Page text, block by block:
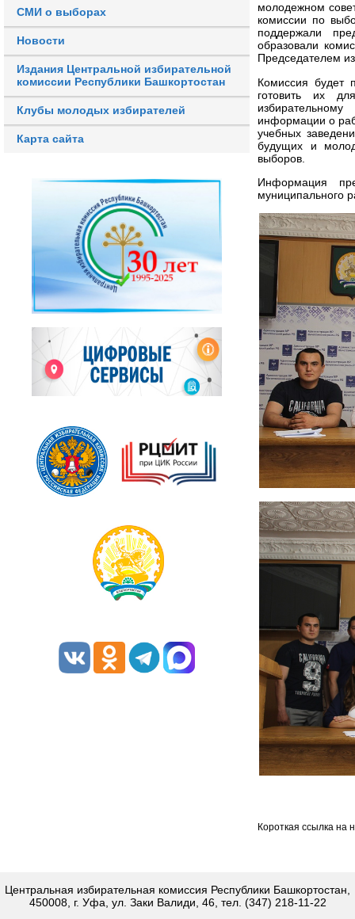
СМИ о выборах
Новости
Издания Центральной избирательной
комиссии Республики Башкортостан
Клубы молодых избирателей
Карта сайта
молодежном
комиссии по
поддержали
образовали
Председателем
Комиссия будет
готовить их
информации о
учебных
будущих и
выборов.
Информация
муниципального
Короткая ссылка на
Центральная избирательная комиссия Республики Башкортостан,
450008, г. Уфа, ул. Заки Валиди, 46, тел. (347) 218-11-22